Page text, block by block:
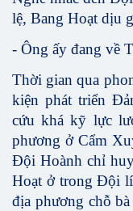
lệ, Bang Hoạt dịu
- Ông ấy đang về
Thời gian qua
kiện phát triển
cứu khá kỹ lực
phương ở Cẩm
Đội Hoành chỉ
Hoạt ở trong Đội
địa phương chỗ